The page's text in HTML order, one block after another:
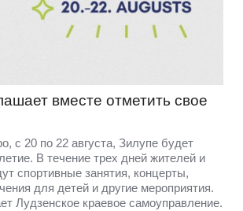
вместе отметить свое
с 20 по 22 августа, Зилупе будет
В течение трех дней жителей и
спортивные занятия, концерты,
для детей и другие мероприятия.
Лудзенское краевое самоуправление.